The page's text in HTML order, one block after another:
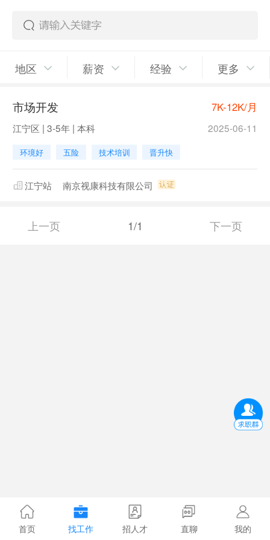
地区 薪资 经验 更多
市场开发 7K-12K/月
江宁区 | 3-5年 | 本科 2025-06-11
环境好 五险 技术培训 晋升快
江宁站 南京视康科技有限公司
上一页 1/1 下一页
首页 找工作 招人才 直聊 我的